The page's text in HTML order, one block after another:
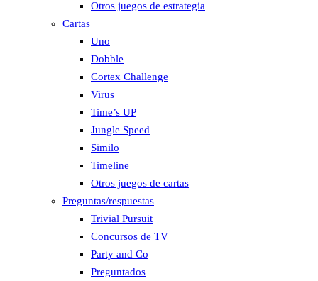
Otros juegos de estrategia
Cartas
Uno
Dobble
Cortex Challenge
Virus
Time’s UP
Jungle Speed
Similo
Timeline
Otros juegos de cartas
Preguntas/respuestas
Trivial Pursuit
Concursos de TV
Party and Co
Preguntados